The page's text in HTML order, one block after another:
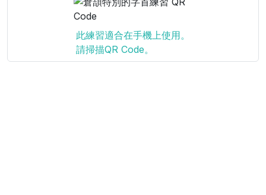
此練習適合在手機上使用。
請掃描QR Code。